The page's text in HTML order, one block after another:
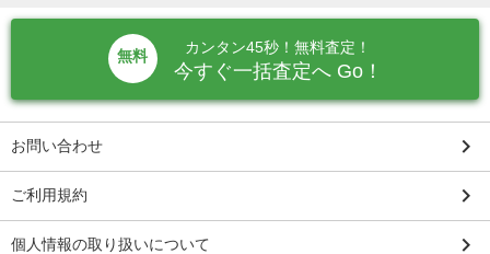
無料
カンタン45秒！無料査定！
今すぐ一括査定へ Go！
お問い合わせ keyboard_arrow_right
ご利用規約 keyboard_arrow_right
個人情報の取り扱いについて keyboard_arrow_right